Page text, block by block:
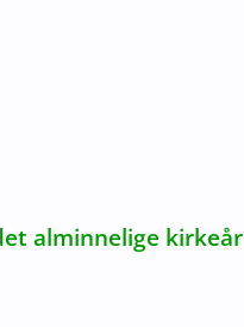
alminnelige kirkeår